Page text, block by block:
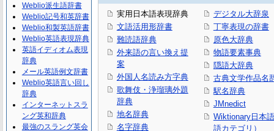
実用日本語表現辞典
文語活用形辞書
難読語辞典
外来語の言い換え提
案
外国人名読み方字典
歌舞伎・浄瑠璃外題
辞典
地名辞典
名字辞典
デジタル大辞泉
丁寧表現の辞書
原色大辞典
物語要素事典
隠語大辞典
古典文学作品名
駅名辞典
JMnedict
Wiktionary日本
語カテゴリ）
Weblio派生語辞書
Weblio記号和英辞書
Weblio和製英語辞書
Weblio英語表現辞典
英語イディオム表現
辞典
メール英語例文辞書
Weblio英語言い回し
辞典
インターネットスラ
ング英和辞典
最強のスラング英会